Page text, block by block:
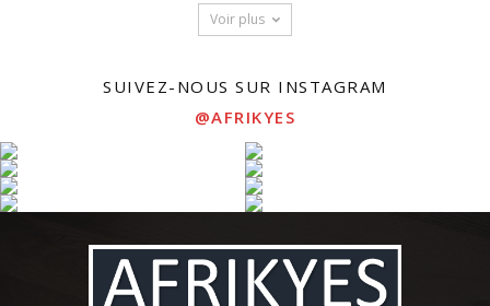
Voir plus
SUIVEZ-NOUS SUR INSTAGRAM
@AFRIKYES